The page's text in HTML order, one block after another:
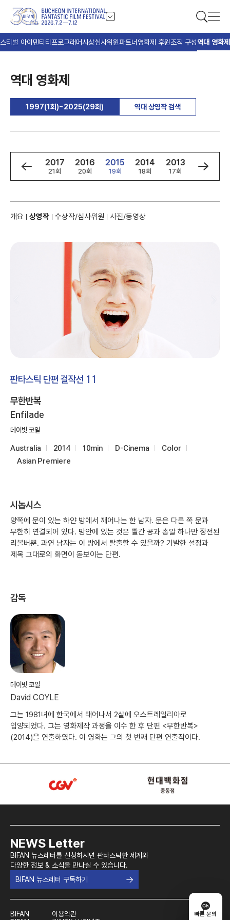
빠른 문의
티벌 아이덴티티 프로그래머시상심사위원파트너 영화제 후원조직 구성역대 영화제
역대 영화제
1997(1회)~2025(29회) 역대 상영작 검색
2018
22회
2017
21회
2016
20회
2015
19회
2014
18회
2013
17회
2012
16회
개요 상영작 수상작/심사위원 사진/동영상
판타스틱 단편 걸작선 11
무한반복
Enfilade
데이빗 코일
Australia 2014 10min D-Cinema
Color
Asian Premiere
시놉시스
양쪽에 문이 있는 하얀 방에서 깨어나는 한 남자. 문은 다른 쪽 문과
무한히 연결되어 있다. 방안에 있는 것은 빨간 공과 총알 하나만 장전된
리볼버뿐. 과연 남자는 이 방에서 탈출할 수 있을까? 기발한 설정과
제목 그대로의 화면이 돋보이는 단편.
감독
데이빗 코일
David COYLE
그는 1981녀에 한국에서 태어나서 2살에 오스트레일리아로
입양되었다. 그는 영화제작 과정을 이수 한 후 단편 <무한반복>
(2014)을 연출하였다. 이 영화는 그의 첫 번째 단편 연출작이다.
NEWS Letter
BIFAN 뉴스레터를 신청하시면 판타스틱한 세계와
다양한 정보 & 소식을 만나실 수 있습니다.
BIFAN 뉴스레터 구독하기
BIFAN
이용약관